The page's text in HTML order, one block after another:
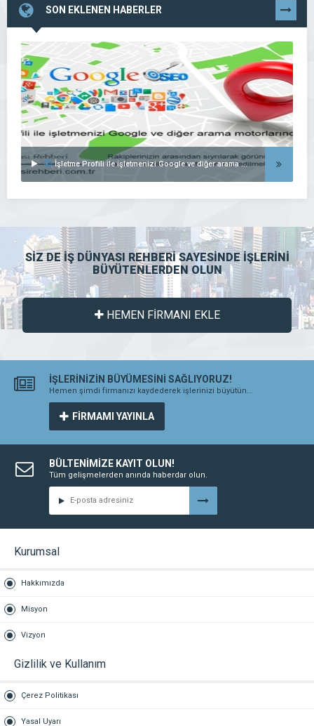
SON EKLENEN HABERLER TÜMÜNÜ
GÖR
İşletme Profili ile işletmenizi Google ve diğer arama motorlarında listeleyin..
SİZ DE İŞ DÜNYASI REHBERİ SAYESİNDE İŞLERİNİ
BÜYÜTENLERDEN OLUN
HEMEN FİRMANI EKLE
İŞLERİNİZİN BÜYÜMESİNİ SAĞLIYORUZ!
Hemen şimdi firmanızı kaydederek işlerinizi büyütün...
FİRMAMI YAYINLA
BÜLTENİMİZE KAYIT OLUN!
Tüm gelişmelerden anında haberdar olun.
Kurumsal
Hakkımızda
Misyon
Vizyon
Gizlilik ve Kullanım
Çerez Politikası
Yasal Uyarı